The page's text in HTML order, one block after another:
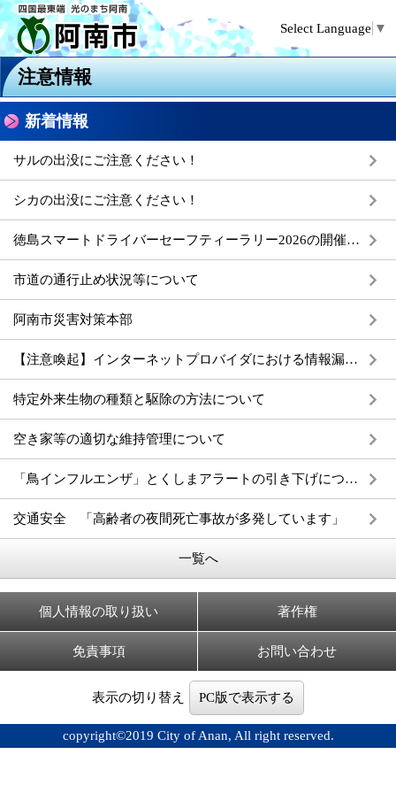
Select Language ▼
注意情報
新着情報
サルの出没にご注意ください！
シカの出没にご注意ください！
徳島スマートドライバーセーフティーラリー2026の開催について
市道の通行止め状況等について
阿南市災害対策本部
【注意喚起】インターネットプロバイダにおける情報漏えい（パスワード等）事案への対応について
特定外来生物の種類と駆除の方法について
空き家等の適切な維持管理について
「鳥インフルエンザ」とくしまアラートの引き下げについて
交通安全 「高齢者の夜間死亡事故が多発しています」
一覧へ
個人情報の取り扱い 著作権
免責事項 お問い合わせ
表示の切り替え PC版で表示する
copyright©2019 City of Anan, All right reserved.